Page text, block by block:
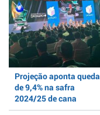
Projeção aponta queda
de 9,4% na safra
2024/25 de cana